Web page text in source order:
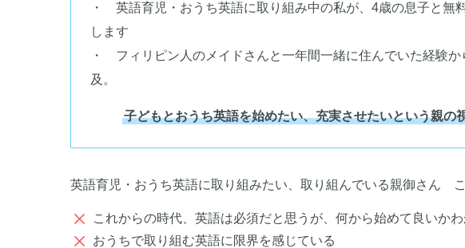
・ 英語育児・おうち英語に取り組み中の私が、4歳の息子と無
します
・ フィリピン人のメイドさんと一年間一緒に住んでいた経験
及。
子どもとおうち英語を始めたい、充実させたいという親
英語育児・おうち英語に取り組みたい、取り組んでいる親御さん
これからの時代、英語は必須だと思うが、何から始めて良いか
おうちで取り組む英語に限界を感じている